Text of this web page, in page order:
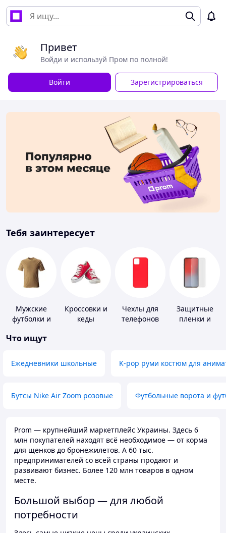
Привет
Войди и используй Пром по полной!
Войти Зарегистрироваться
Тебя заинтересует
Мужские
футболки и
Кроссовки и
кеды
Чехлы для
телефонов
Защитные
пленки и
Что ищут
Ежедневники школьные K-pop руми костюм для
Бутсы Nike Air Zoom розовые Футбольные ворота и
Prom — крупнейший маркетплейс Украины. Здесь 6
млн покупателей находят всё необходимое — от корма
для щенков до бронежилетов. А 60 тыс.
предпринимателей со всей страны продают и
развивают бизнес. Более 120 млн товаров в одном
месте.
Большой выбор — для любой
потребности